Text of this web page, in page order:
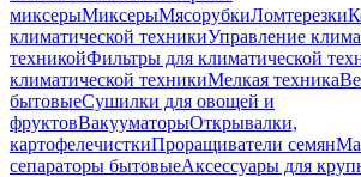
миксерыМиксерыМясорубкиЛомтерезки
климатической техникиУправление
техникойФильтры для климатической
климатической техникиМелкая техника
бытовыеСушилки для овощей и
фруктовВакууматорыОткрывалки,
картофелечисткиПроращиватели семян
сепараторы бытовыеАксессуары для